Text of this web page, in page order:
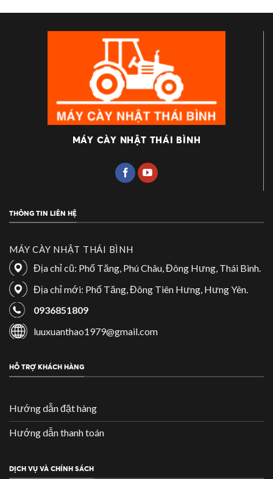
MÁY CÀY NHẬT THÁI BÌNH
THÔNG TIN LIÊN HỆ
MÁY CÀY NHẬT THÁI BÌNH
Địa chỉ cũ: Phố Tăng, Phú Châu, Đông Hưng, Thái Bình.
Địa chỉ mới: Phố Tăng, Đông Tiên Hưng, Hưng Yên.
0936851809
luuxuanthao1979@gmail.com
HỖ TRỢ KHÁCH HÀNG
Hướng dẫn đặt hàng
Hướng dẫn thanh toán
DỊCH VỤ VÀ CHÍNH SÁCH